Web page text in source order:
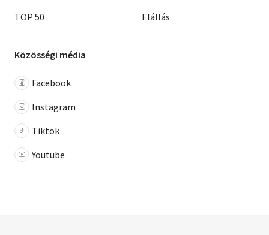
TOP 50
Elállás
Közösségi média
Facebook
Instagram
Tiktok
Youtube